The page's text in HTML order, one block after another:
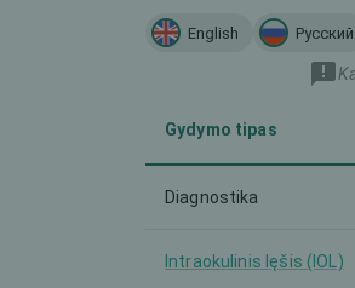
English Русский
Gydymo tipas
Diagnostika
Intraokulinis lęšis (IOL)